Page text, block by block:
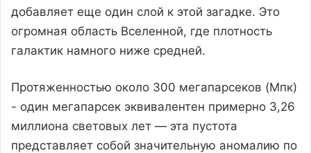
добавляет еще один слой к этой загадке. Это
огромная область Вселенной, где плотность
галактик намного ниже средней.
Протяженностью около 300 мегапарсеков (Мпк)
- один мегапарсек эквивалентен примерно 3,26
миллиона световых лет — эта пустота
представляет собой значительную аномалию по